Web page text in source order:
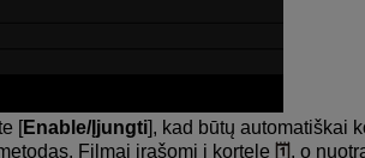
[Enable/Įjungti], kad būtų automatiškai
Filmai įrašomi į kortelę
, o